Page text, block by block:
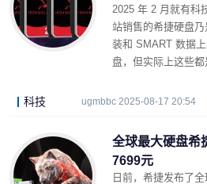
2025 年 2 月就有科
站销售的希捷硬盘
装和 SMART 数据
盘，但实际上这些都
科技 ugmbbc 2025-08-17 20:54
全球最大硬盘希
7699元
日前，希捷发布了全